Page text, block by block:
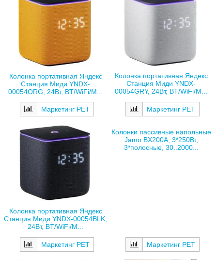
Колонка портативная Яндекс
Станция Миди YNDX-
00054ORG, 24Вт, BT/WiFi/M...
Маркетинг РЕТ
Колонка портативная Яндекс
Станция Миди YNDX-
00054GRY, 24Вт, BT/WiFi/M...
Маркетинг РЕТ
Колонка портативная Яндекс
Станция Миди YNDX-00054BLK,
24Вт, BT/WiFi/M...
Маркетинг РЕТ
Колонки пассивные напольные
Jamo BX200A, 3*250Вт,
3*полосные, 30..2000...
Маркетинг РЕТ